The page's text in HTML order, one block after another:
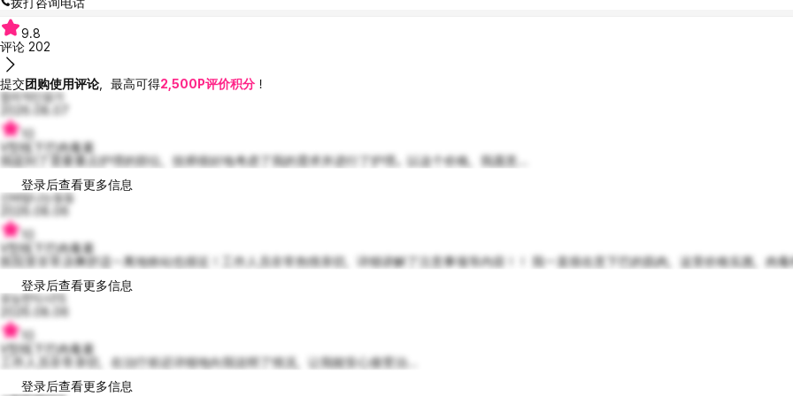
拨打咨询电话
9.8
评论 202
提交团购使用评论，最高可得2,500P评价积分 ！
합리적인응가
2026.08.07
V型线下巴肉毒素
我提到了需要重点护理的部位，技师很好地考虑了我的需求并进行了护理。以这个价格，我愿意...
登录后查看更多信息
신바람나는동동
2026.08.06
V型线下巴肉毒素
医院里非常凉爽舒适～离地铁站也很近！工作人员非常热情亲切，详细讲解了注意事项等内容！！ 我一直很在意下巴的肌肉，这里价格实惠，肉毒
登录后查看更多信息
유능한딕시15
2026.08.06
V型线下巴肉毒素
工作人员非常亲切，在治疗前还详细地向我说明了情况，让我能安心接受治...
登录后查看更多信息